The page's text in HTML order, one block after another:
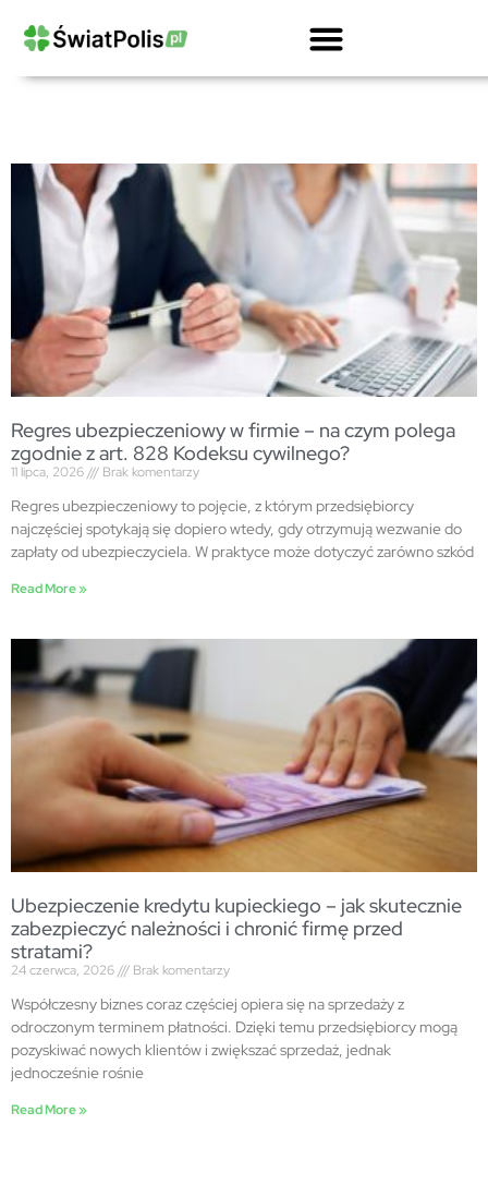
Regres ubezpieczeniowy w firmie – na czym polega
zgodnie z art. 828 Kodeksu cywilnego?
11 lipca, 2026 Brak komentarzy
Regres ubezpieczeniowy to pojęcie, z którym przedsiębiorcy
najczęściej spotykają się dopiero wtedy, gdy otrzymują wezwanie do
zapłaty od ubezpieczyciela. W praktyce może dotyczyć zarówno szkód
Read More »
Ubezpieczenie kredytu kupieckiego – jak skutecznie
zabezpieczyć należności i chronić firmę przed
stratami?
24 czerwca, 2026 Brak komentarzy
Współczesny biznes coraz częściej opiera się na sprzedaży z
odroczonym terminem płatności. Dzięki temu przedsiębiorcy mogą
pozyskiwać nowych klientów i zwiększać sprzedaż, jednak
jednocześnie rośnie
Read More »